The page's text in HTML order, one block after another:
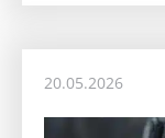
20.05.2026